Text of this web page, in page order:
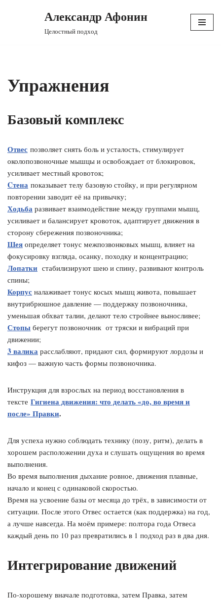
Александр Афонин
Целостный подход
Упражнения
Базовый комплекс
Отвес позволяет снять боль и усталость, стимулирует
околопозвоночные мышцы и освобождает от блокировок,
усиливает местный кровоток;
Cтена показывает телу базовую стойку, и при регулярном
повторении заводит её на привычку;
Ходьба развивает взаимодействие между группами мышц,
усиливает и балансирует кровоток, адаптирует движения в
сторону сбережения позвоночника;
Шея определяет тонус межпозвонковых мышц, влияет на
фокусировку взгляда, осанку, походку и концентрацию;
Лопатки стабилизируют шею и спину, развивают контроль
спины;
Корпус налаживает тонус косых мышц живота, повышает
внутрибрюшное давление — поддержку позвоночника,
уменьшая обхват талии, делают тело стройнее выносливее;
Стопы берегут позвоночник от тряски и вибраций при
движении;
3 валика расслабляют, придают сил, формируют лордозы и
кифоз — важную часть формы позвоночника.
Инструкция для взрослых на период восстановления в
тексте Гигиена движения: что делать «до, во время и
после» Правки.
Для успеха нужно соблюдать технику (позу, ритм), делать в
хорошем расположении духа и слушать ощущения во время
выполнения.
Во время выполнения дыхание ровное, движения плавные,
начало и конец с одинаковой скоростью.
Время на усвоение базы от месяца до трёх, в зависимости от
ситуации. После этого Отвес остается (как поддержка) на год,
а лучше навсегда. На моём примере: полтора года Отвеса
каждый день по 10 раз превратились в 1 подход раз в два дня.
Интегрирование движений
По-хорошему вначале подготовка, затем Правка, затем